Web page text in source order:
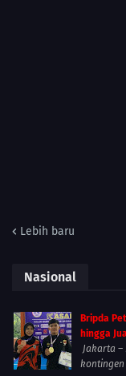
Lebih baru
Nasional
Bripda
hingga
Jakarta –
kontingen